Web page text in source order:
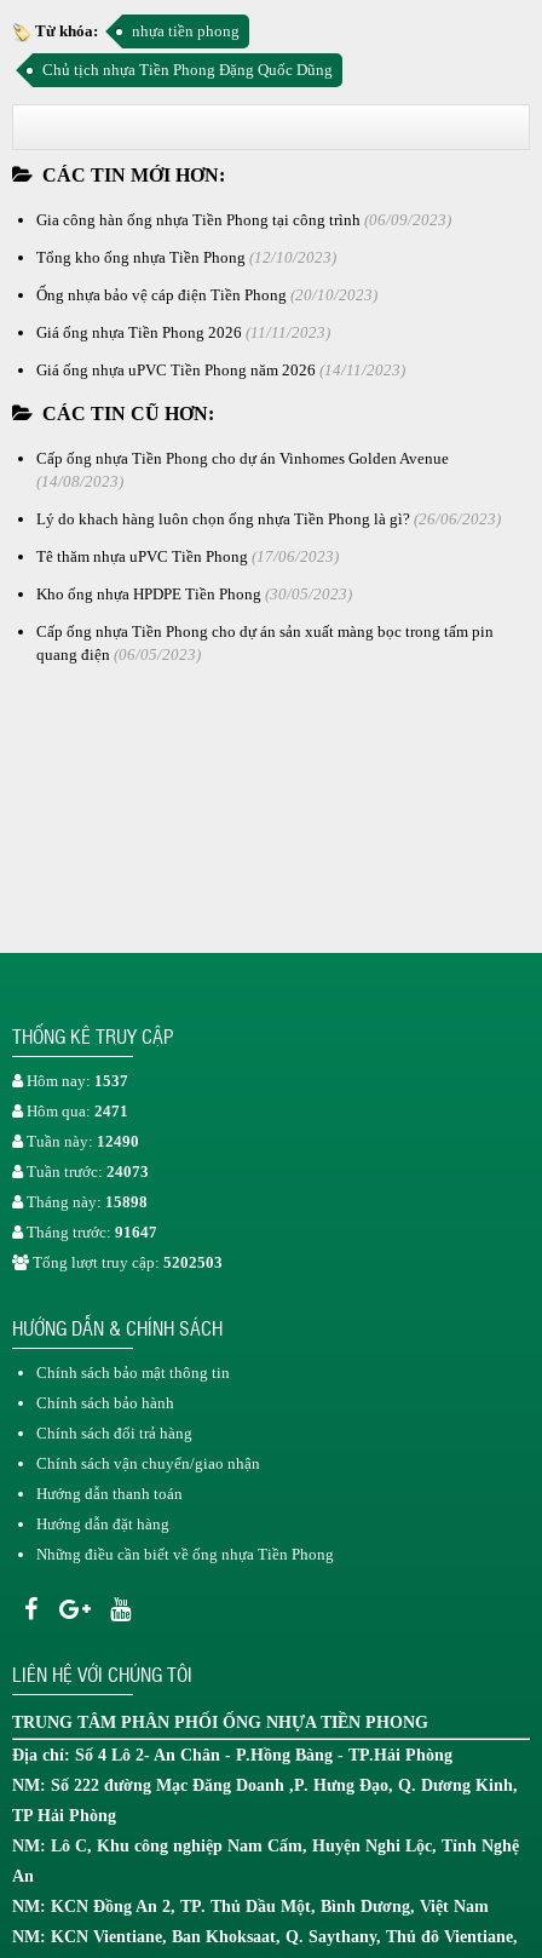
Từ khóa: nhựa tiền phong
Chủ tịch nhựa Tiền Phong Đặng Quốc Dũng
CÁC TIN MỚI HƠN:
Gia công hàn ống nhựa Tiền Phong tại công trình (06/09/2023)
Tổng kho ống nhựa Tiền Phong (12/10/2023)
Ống nhựa bảo vệ cáp điện Tiền Phong (20/10/2023)
Giá ống nhựa Tiền Phong 2026 (11/11/2023)
Giá ống nhựa uPVC Tiền Phong năm 2026 (14/11/2023)
CÁC TIN CŨ HƠN:
Cấp ống nhựa Tiền Phong cho dự án Vinhomes Golden Avenue
(14/08/2023)
Lý do khach hàng luôn chọn ống nhựa Tiền Phong là gì? (26/06/2023)
Tê thăm nhựa uPVC Tiền Phong (17/06/2023)
Kho ống nhựa HPDPE Tiền Phong (30/05/2023)
Cấp ống nhựa Tiền Phong cho dự án sản xuất màng bọc trong tấm pin
quang điện (06/05/2023)
THỐNG KÊ TRUY CẬP
Hôm nay: 1537
Hôm qua: 2471
Tuần này: 12490
Tuần trước: 24073
Tháng này: 15898
Tháng trước: 91647
Tổng lượt truy cập: 5202503
HƯỚNG DẪN & CHÍNH SÁCH
Chính sách bảo mật thông tin
Chính sách bảo hành
Chính sách đổi trả hàng
Chính sách vận chuyển/giao nhận
Hướng dẫn thanh toán
Hướng dẫn đặt hàng
Những điều cần biết về ống nhựa Tiền Phong
LIÊN HỆ VỚI CHÚNG TÔI
TRUNG TÂM PHÂN PHỐI ỐNG NHỰA TIỀN PHONG
Địa chỉ: Số 4 Lô 2- An Chân - P.Hồng Bàng - TP.Hải Phòng
NM: Số 222 đường Mạc Đăng Doanh ,P. Hưng Đạo, Q. Dương Kinh,
TP Hải Phòng
NM: Lô C, Khu công nghiệp Nam Cấm, Huyện Nghi Lộc, Tỉnh Nghệ
An
NM: KCN Đồng An 2, TP. Thủ Dầu Một, Bình Dương, Việt Nam
NM: KCN Vientiane, Ban Khoksaat, Q. Saythany, Thủ đô Vientiane,